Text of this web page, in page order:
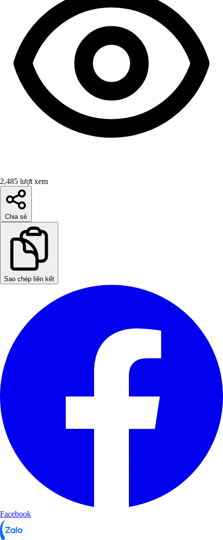
2,485 lượt xem
Chia sẻ
Sao chép liên kết
Facebook